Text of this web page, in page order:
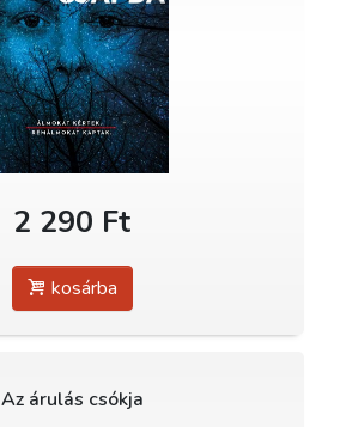
2 290 Ft
kosárba
Az árulás csókja